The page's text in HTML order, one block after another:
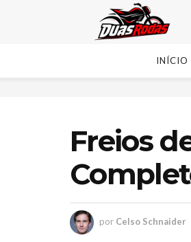
INÍCIO
Freios
por Celso Schnaider